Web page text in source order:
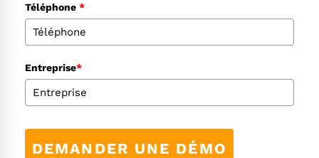
Téléphone *
Entreprise*
DEMANDER UNE DÉMO